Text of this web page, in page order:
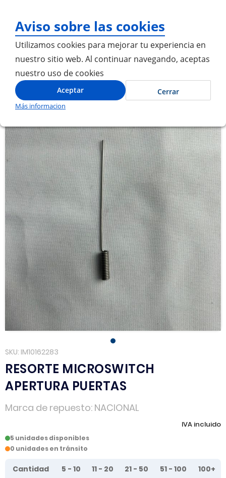
Aviso sobre las cookies
Utilizamos cookies para mejorar tu experiencia en
nuestro sitio web. Al continuar navegando, aceptas
nuestro uso de cookies
Aceptar Cerrar
Más informacion
Inicio RESORTE MICROSWITCH APERTURA PUERTAS
SKU IM10162283
RESORTE MICROSWITCH
APERTURA PUERTAS
Marca de repuesto NACIONAL
IVA incluido
5 unidades disponibles
0 unidades en tránsito
Tier prices table
Cantidad 5 - 10 11 - 20 21 - 50 51 - 100
100+
al
final
de
la
galería
de
imágenes
al
comienzo
de
la
galería
de
imágenes